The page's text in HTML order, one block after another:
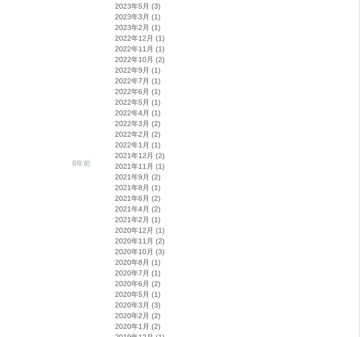
8年前
2023年5月 (3)
2023年3月 (1)
2023年2月 (1)
2022年12月 (1)
2022年11月 (1)
2022年10月 (2)
2022年9月 (1)
2022年7月 (1)
2022年6月 (1)
2022年5月 (1)
2022年4月 (1)
2022年3月 (2)
2022年2月 (2)
2022年1月 (1)
2021年12月 (2)
2021年11月 (1)
2021年9月 (2)
2021年8月 (1)
2021年6月 (2)
2021年4月 (2)
2021年2月 (1)
2020年12月 (1)
2020年11月 (2)
2020年10月 (3)
2020年8月 (1)
2020年7月 (1)
2020年6月 (2)
2020年5月 (1)
2020年3月 (3)
2020年2月 (2)
2020年1月 (2)